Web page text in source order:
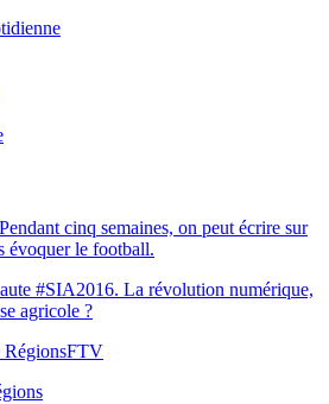
Pendant cinq semaines, on peut écrire sur
évoquer le football.
#SIA2016. La révolution numérique,
agricole ?
RégionsFTV